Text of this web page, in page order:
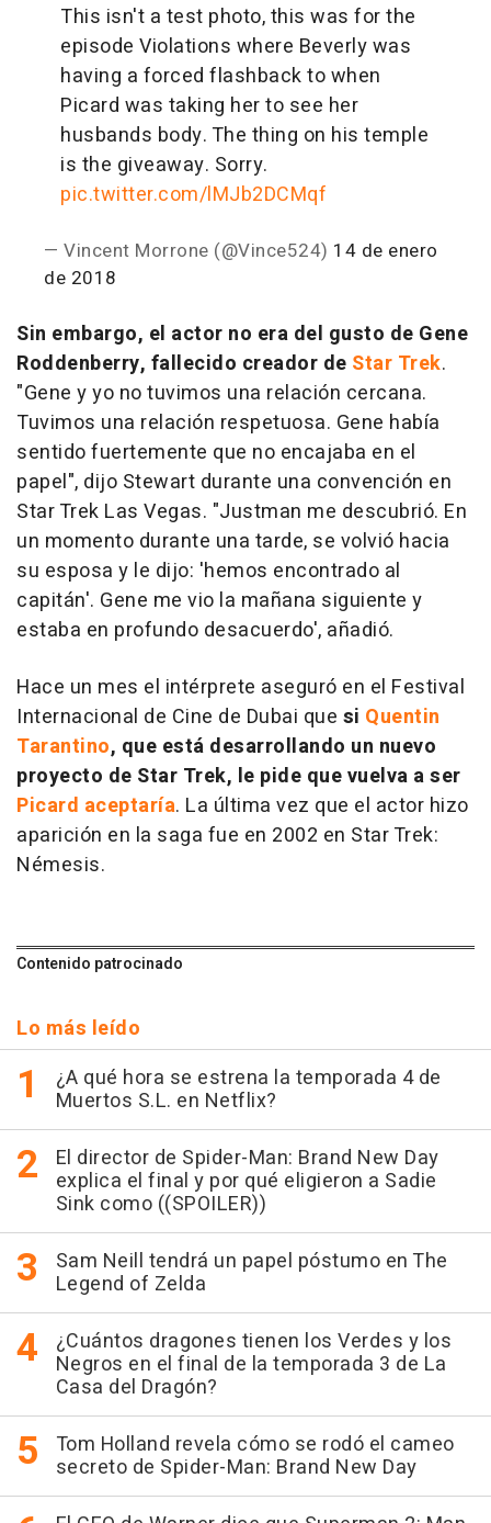
This isn't a test photo, this was for the
episode Violations where Beverly was
having a forced flashback to when
Picard was taking her to see her
husbands body. The thing on his temple
is the giveaway. Sorry.
pic.twitter.com/lMJb2DCMqf
— Vincent Morrone (@Vince524) 14 de enero
de 2018
Sin embargo, el actor no era del gusto de Gene
Roddenberry, fallecido creador de Star Trek.
"Gene y yo no tuvimos una relación cercana.
Tuvimos una relación respetuosa. Gene había
sentido fuertemente que no encajaba en el
papel", dijo Stewart durante una convención en
Star Trek Las Vegas. "Justman me descubrió. En
un momento durante una tarde, se volvió hacia
su esposa y le dijo: 'hemos encontrado al
capitán'. Gene me vio la mañana siguiente y
estaba en profundo desacuerdo', añadió.
Hace un mes el intérprete aseguró en el Festival
Internacional de Cine de Dubai que si Quentin
Tarantino, que está desarrollando un nuevo
proyecto de Star Trek, le pide que vuelva a ser
Picard aceptaría. La última vez que el actor hizo
aparición en la saga fue en 2002 en Star Trek:
Némesis.
Contenido patrocinado
Lo más leído
¿A qué hora se estrena la temporada 4 de
Muertos S.L. en Netflix?
El director de Spider-Man: Brand New Day
explica el final y por qué eligieron a Sadie
Sink como ((SPOILER))
Sam Neill tendrá un papel póstumo en The
Legend of Zelda
¿Cuántos dragones tienen los Verdes y los
Negros en el final de la temporada 3 de La
Casa del Dragón?
Tom Holland revela cómo se rodó el cameo
secreto de Spider-Man: Brand New Day